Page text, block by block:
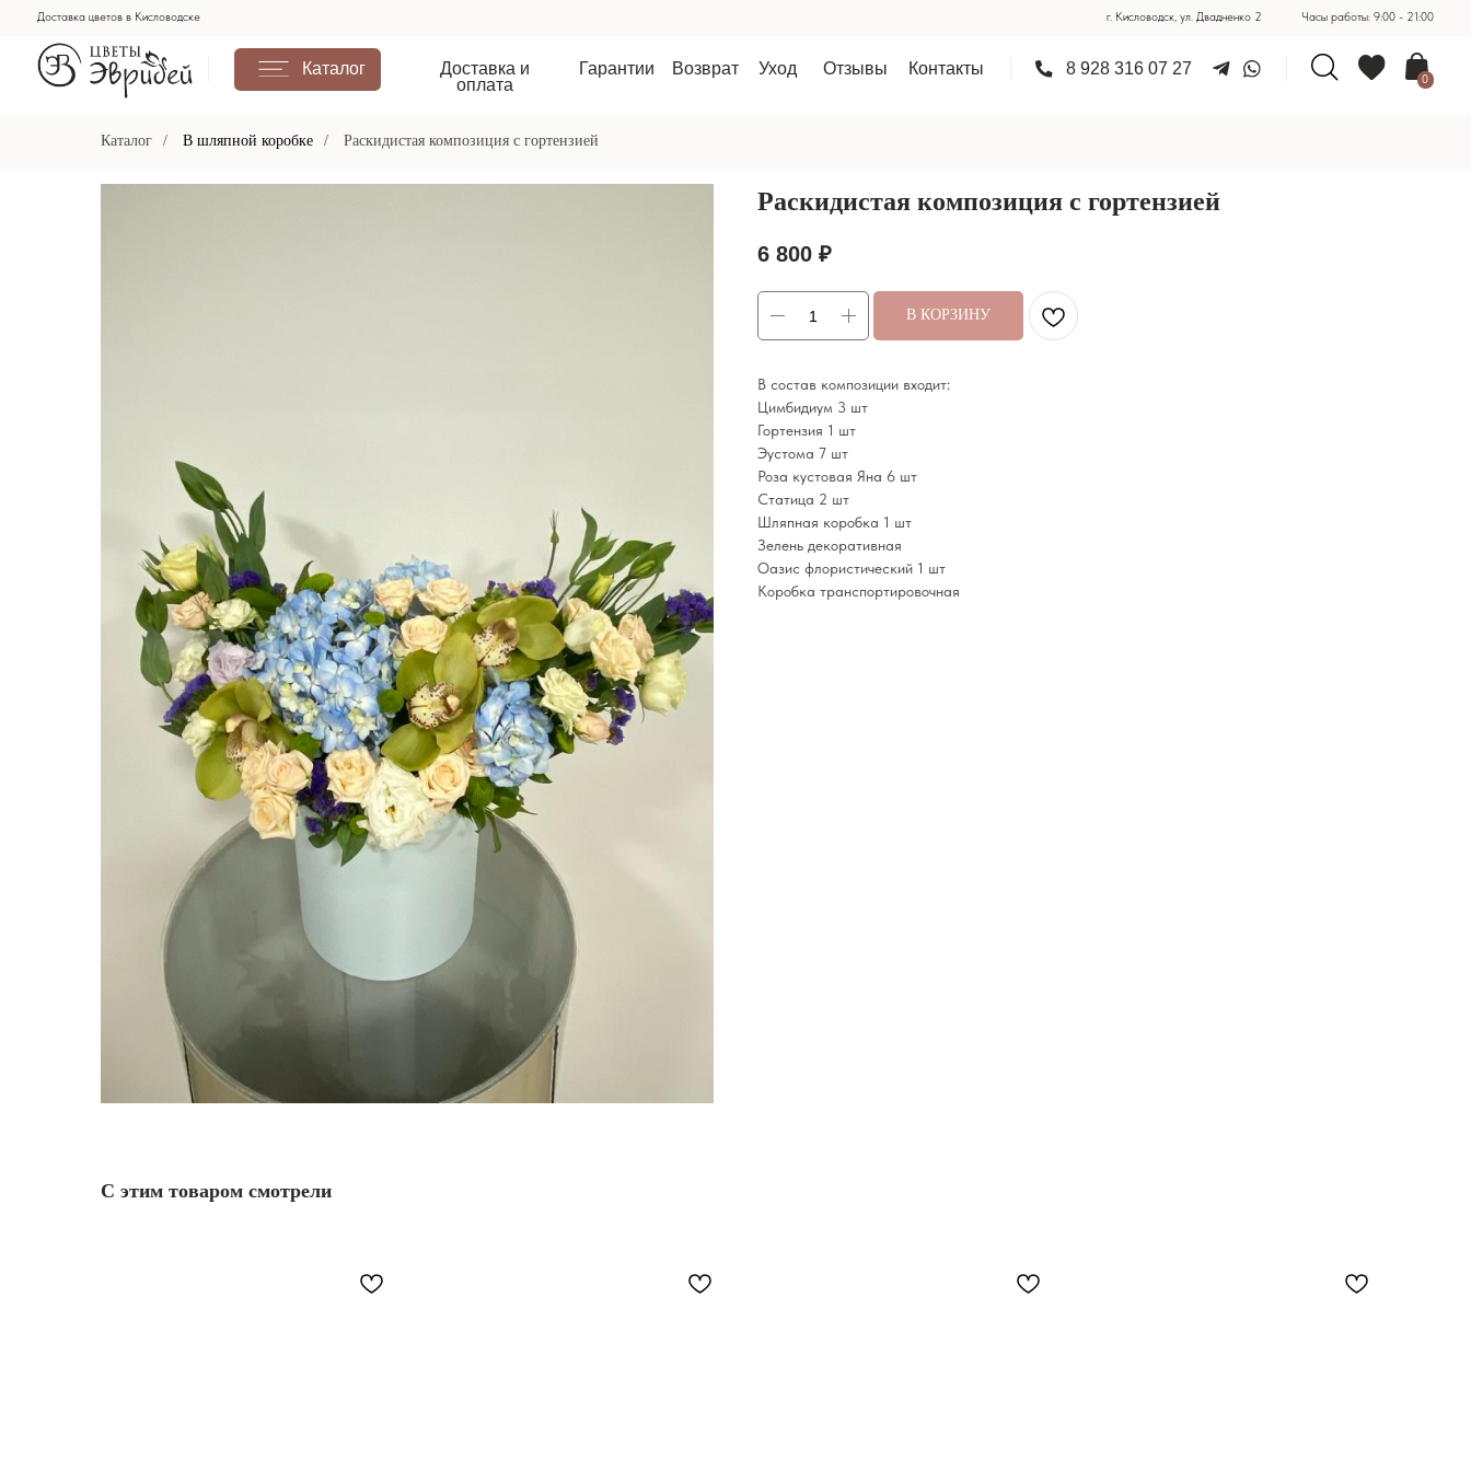
Доставка цветов в Кисловодске
Доставка и
оплата
Гарантии Контакты 8 928 316 07 27
Каталог
г. Кисловодск, ул. Двадненко 2 Часы работы: 9:00 - 21:00
Возврат Уход Отзывы
Каталог / В шляпной коробке / Раскидистая композиция с гортензией
Раскидистая композиция с гортензией
6 800 ₽
В КОРЗИНУ
В состав композиции входит:
Цимбидиум 3 шт
Гортензия 1 шт
Эустома 7 шт
Роза кустовая Яна 6 шт
Статица 2 шт
Шляпная коробка 1 шт
Зелень декоративная
Оазис флористический 1 шт
Коробка транспортировочная
С этим товаром смотрели